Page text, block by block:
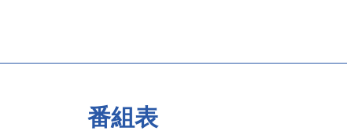
番組表